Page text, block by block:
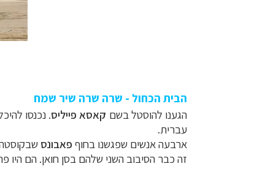
הבית הכחול - שרה שרה שיר שמח
הגענו להוסטל בשם קאסא פייליס. נכנסו
עברית.
ארבעה אנשים שפגשנו בחוף פאבונס
זה כבר הסיבוב השני שלהם בסן חואן. הם היו